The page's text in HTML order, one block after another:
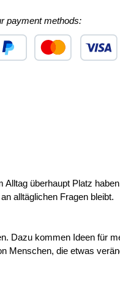
payment methods:
überhaupt Platz
alltäglichen Fragen bleibt.
Dazu kommen Ideen für
Menschen, die etwas